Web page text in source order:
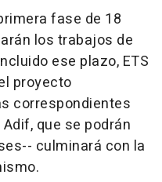
fase de 18
los trabajos de
ese plazo, ETS
proyecto
correspondientes
que se podrán
culminará con la